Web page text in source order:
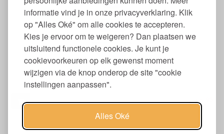
informatie vind je in onze privacyverklaring. Klik
op "Alles Oké" om alle cookies te accepteren.
Kies je ervoor om te weigeren? Dan plaatsen we
uitsluitend functionele cookies. Je kunt je
cookievoorkeuren op elk gewenst moment
wijzigen via de knop onderop de site "cookie
instellingen aanpassen".
Alles Oké
Glazen Schaal met Deksel 1000-2000-4000 ml
€10,